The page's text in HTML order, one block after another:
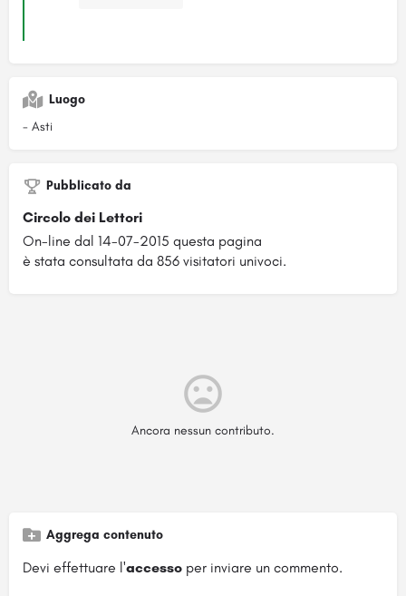
Luogo
- Asti
Pubblicato da
Circolo dei Lettori
On-line dal 14-07-2015 questa pagina
è stata consultata da 856 visitatori univoci.
Ancora nessun contributo.
Aggrega contenuto
Devi effettuare l'accesso per inviare un commento.